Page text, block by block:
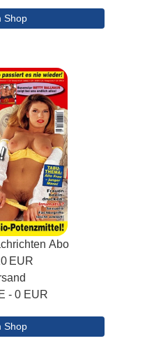
Shop
Abo
EUR
- 0 EUR
Shop